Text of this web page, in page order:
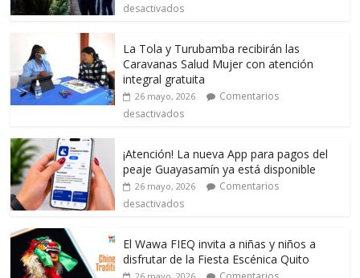
desactivados
La Tola y Turubamba recibirán las
Caravanas Salud Mujer con atención
integral gratuita
26 mayo, 2026
Comentarios
desactivados
¡Atención! La nueva App para pagos del
peaje Guayasamín ya está disponible
26 mayo, 2026
Comentarios
desactivados
El Wawa FIEQ invita a niñas y niños a
disfrutar de la Fiesta Escénica Quito
26 mayo, 2026